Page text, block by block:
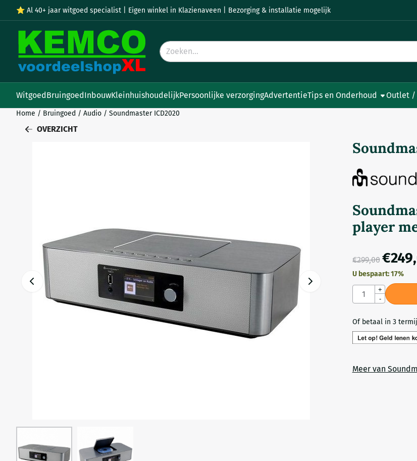
Cookievoorkeuren zijn momenteel gesloten.
⭐ Al 40+ jaar witgoed specialist | Eigen winkel in Klazienaveen | Bezorging & installatie mogelijk
Zoeken
WitgoedBruingoedInbouwKleinhuishoudelijkPersoonlijke verzorgingAdvertentieTips en Onderhoud Outlet /
Home / Bruingoed / Audio / Soundmaster ICD2020
OVERZICHT
player
€299,00 €
U bespaart:17%
Aantal
+
-
Of betaal in 3
Meer van